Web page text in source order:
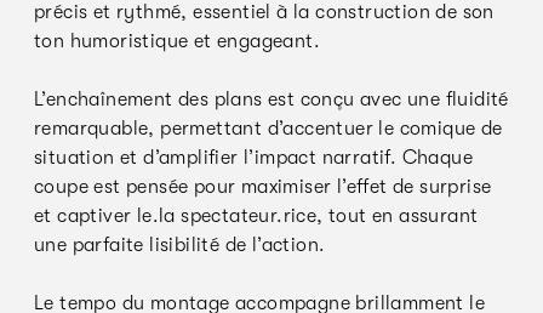
précis et rythmé, essentiel à la construction de son
ton humoristique et engageant.
L’enchaînement des plans est conçu avec une fluidité
remarquable, permettant d’accentuer le comique de
situation et d’amplifier l’impact narratif. Chaque
coupe est pensée pour maximiser l’effet de surprise
et captiver le.la spectateur.rice, tout en assurant
une parfaite lisibilité de l’action.
Le tempo du montage accompagne brillamment le